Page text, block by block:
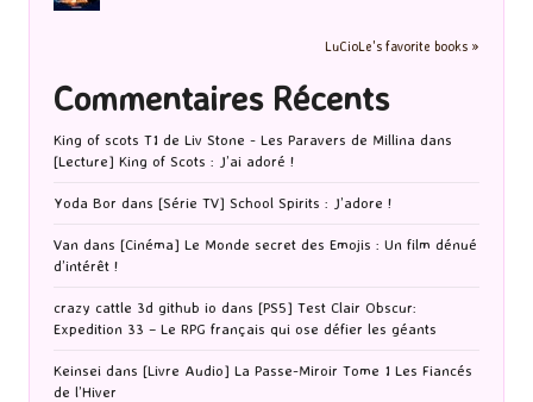
LuCioLe's favorite books »
Commentaires Récents
King of scots T1 de Liv Stone - Les Paravers de Millina dans
[Lecture] King of Scots : J’ai adoré !
Yoda Bor dans [Série TV] School Spirits : J’adore !
Van dans [Cinéma] Le Monde secret des Emojis : Un film dénué
d’intérêt !
crazy cattle 3d github io dans [PS5] Test Clair Obscur:
Expedition 33 – Le RPG français qui ose défier les géants
Keinsei dans [Livre Audio] La Passe-Miroir Tome 1 Les Fiancés
de l’Hiver